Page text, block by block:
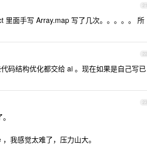
21
面手写 Array.map 写了几次。。。。。 所
22
码结构优化都交给 ai 。现在如果是自己写已
23
我感觉太难了，压力山大。